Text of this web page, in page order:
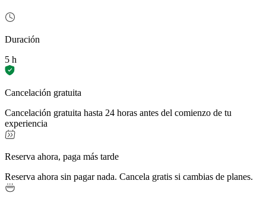
Duración
5 h
Cancelación gratuita
Cancelación gratuita hasta 24 horas antes del comienzo de tu
experiencia
Reserva ahora, paga más tarde
Reserva ahora sin pagar nada. Cancela gratis si cambias de planes.